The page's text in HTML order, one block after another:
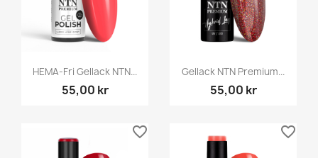
HEMA-Fri Gellack NTN...
55,00 kr
Gellack NTN Premium...
55,00 kr
favorite_border favorite_border